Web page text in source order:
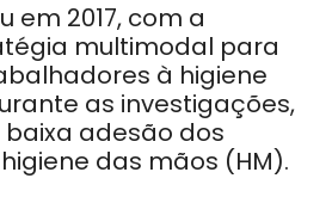
em 2017, com a
multimodal para
à higiene
as investigações,
adesão dos
das mãos (HM).